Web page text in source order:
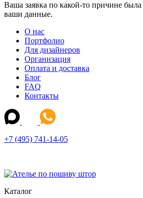
Ваша заявка по какой-то причине
ваши данные.
О нас
Портфолио
Для дизайнеров
Организация
Оплата и доставка
Блог
FAQ
Контакты
+7 (495) 741-14-05
Каталог